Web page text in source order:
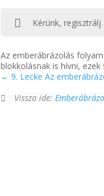
Kérünk,
Az emberábrázolás
blokkolásnak is hívni,
9. Lecke Az
Vissza ide: